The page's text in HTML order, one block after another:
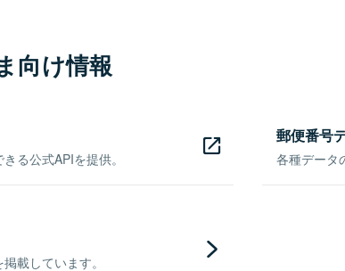
向け情報
る公式APIを提供。
郵便番号
各種データ
載しています。